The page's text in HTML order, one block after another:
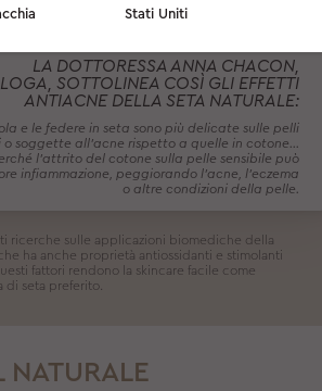
LA DOTTORESSA ANNA CHACON,
SOTTOLINEA COSÌ GLI EFFETTI
ANTIACNE DELLA SETA NATURALE:
e le federe in seta sono più delicate sulle pelli
o soggette all'acne rispetto a quelle in cotone...
l'attrito del cotone sulla pelle sensibile può
infiammazione, peggiorando l'acne, l'eczema
o altre condizioni della pelle.
ricerche sulle applicazioni biomediche della
ha anche proprietà antiossidanti e stimolanti
fattori rendono la skincare facile come
di seta preferito.
NATURALE
Stati Uniti